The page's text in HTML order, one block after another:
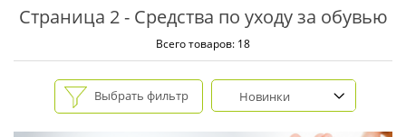
Страница 2 - Cредства по уходу за обувью
Всего товаров: 18
Выбрать фильтр Новинки